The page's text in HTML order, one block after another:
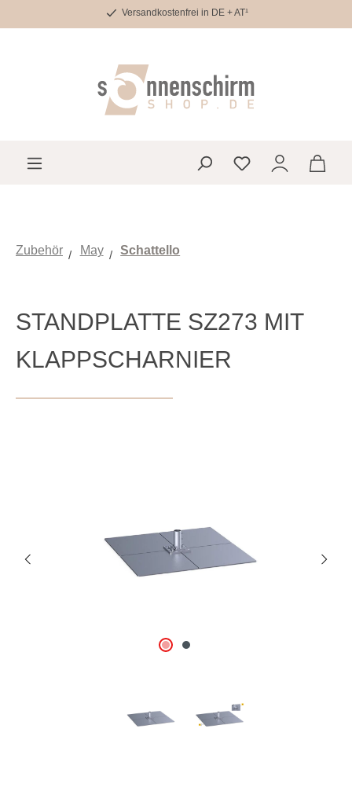
Zum Hauptinhalt springenVersandkostenfrei in DE + AT¹
Du hast 0 Produkte
Zubehör May Schattello
STANDPLATTE SZ273 MIT
KLAPPSCHARNIER